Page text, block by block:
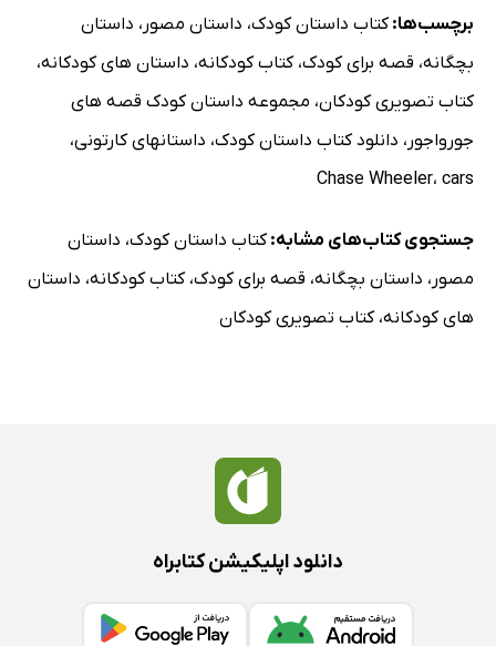
برچسب‌ها:کتاب داستان کودک، داستان مصور ، داستان
بچگانه، قصه برای کودک،کتاب کودکانه، داستان های کودکانه،
کتاب تصویری کودکان، مجموعه داستان کودک قصه های
جورواجور ، دانلود کتاب داستان کودک، داستانهای کارتونی،
Chase Wheeler، cars
جستجوی کتاب‌های مشابه:کتاب داستان کودک، داستان
مصور ، داستان بچگانه، قصه برای کودک،کتاب کودکانه، داستان
های کودکانه،کتاب تصویری کودکان
دانلود اپلیکیشن کتابراه